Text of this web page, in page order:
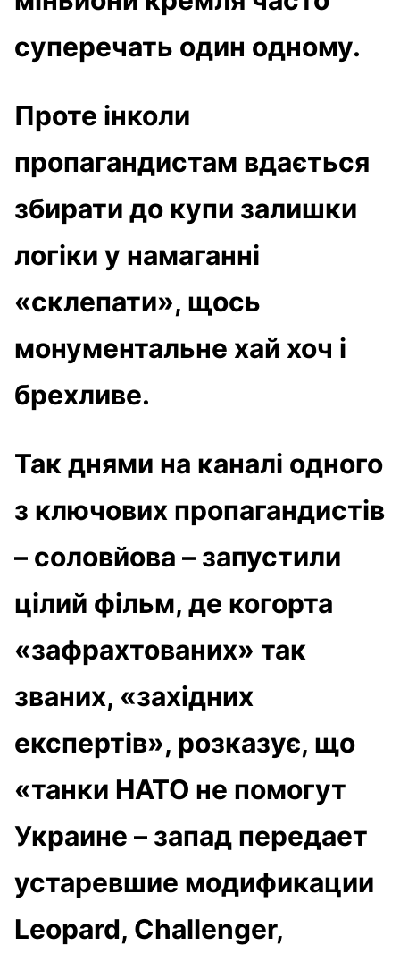
суперечать один одному.
Проте інколи
пропагандистам вдається
збирати до купи залишки
логіки у намаганні
«склепати», щось
монументальне хай хоч і
брехливе.
Так днями на каналі одного
з ключових пропагандистів
– соловйова – запустили
цілий фільм, де когорта
«зафрахтованих» так
званих, «західних
експертів», розказує, що
«танки НАТО не помогут
Украине – запад передает
устаревшие модификации
Leopard, Challenger,